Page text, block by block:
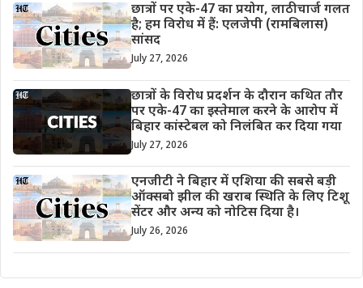
छात्रों पर एके-47 का प्रयोग, लाठीचार्ज गलत
है; हम विरोध में हैं: एलजेपी (रामबिलास)
सांसद
July 27, 2026
छात्रों के विरोध प्रदर्शन के दौरान कथित तौर
पर एके-47 का इस्तेमाल करने के आरोप में
बिहार कांस्टेबल को निलंबित कर दिया गया
July 27, 2026
एनजीटी ने बिहार में एशिया की सबसे बड़ी
ऑक्सबो झील की खराब स्थिति के लिए टिशू
सेंटर और अन्य को नोटिस दिया है।
July 26, 2026